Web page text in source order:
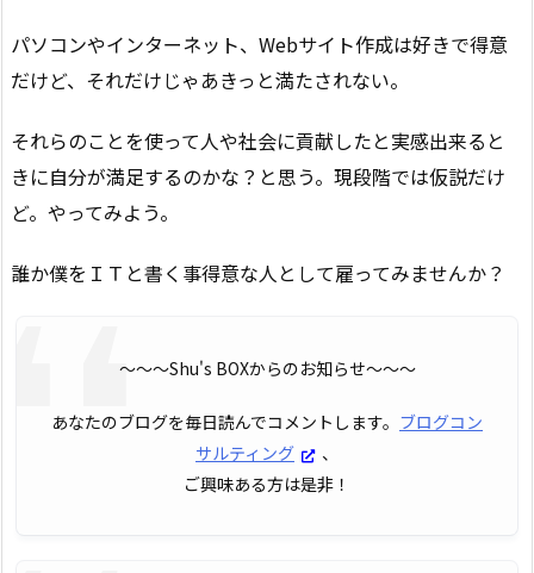
パソコンやインターネット、Webサイト作成は好きで得意
だけど、それだけじゃあきっと満たされない。
それらのことを使って人や社会に貢献したと実感出来ると
きに自分が満足するのかな？と思う。現段階では仮説だけ
ど。やってみよう。
誰か僕をＩＴと書く事得意な人として雇ってみませんか？
〜〜〜Shu's BOXからのお知らせ〜〜〜
あなたのブログを毎日読んでコメントします。 ブログコン
サルティング
、
ご興味ある方は是非！